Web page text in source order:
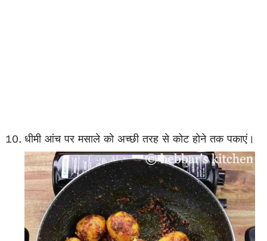
धीमी आंच पर मसाले को अच्छी तरह से कोट होने तक पकाएं।